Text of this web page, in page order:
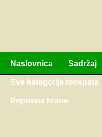
Naslovnica Sadržaj
Sve kategorije recepata
Priprema hrane